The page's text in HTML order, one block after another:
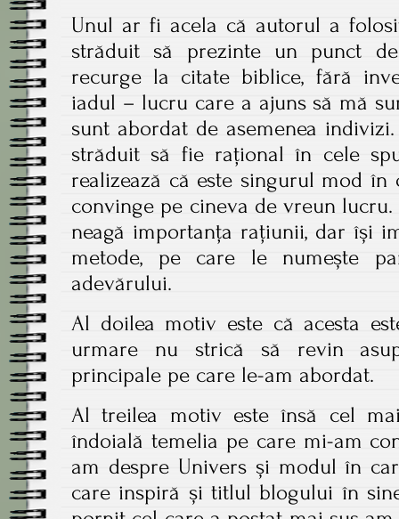
Unul ar fi acela că autorul a
străduit să prezinte un punct
recurge la citate biblice, fără
iadul – lucru care a ajuns să mă
sunt abordat de asemenea
străduit să fie rațional în cele
realizează că este singurul mod
convinge pe cineva de vreun
neagă importanța rațiunii, dar își
metode, pe care le numește
adevărului.
Al doilea motiv este că acesta
urmare nu strică să revin
principale pe care le-am abordat.
Al treilea motiv este însă cel
îndoială temelia pe care mi-am
am despre Univers și modul în
care inspiră și titlul blogului în